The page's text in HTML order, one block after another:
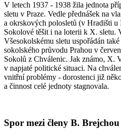
V letech 1937 - 1938 žila jednota
sletu v Praze. Vedle přednášek na
a okrskových polosletů (v Hradišti u
Sokolové těšit i na loterii k X.
Všesokolskému sletu uspořádán
sokolského průvodu Prahou v
Sokolů z Chválenic. Jak známo, X.
v napjaté politické situaci. Na
vnitřní problémy - dorostenci již
a činnost celé jednoty stagnovala.
Spor mezi členy B.